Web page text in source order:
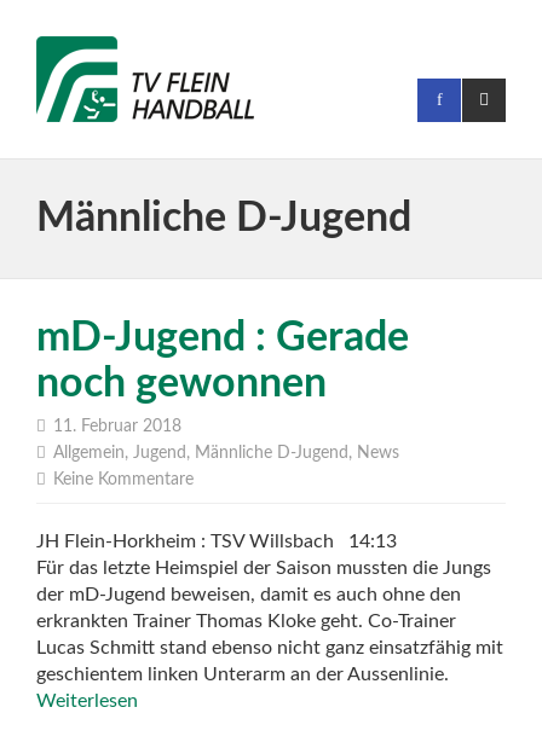
Männliche D-Jugend
mD-Jugend : Gerade
noch gewonnen
11. Februar 2018
Allgemein, Jugend , Männliche D-Jugend , News
Keine Kommentare
JH Flein-Horkheim : TSV Willsbach 14:13
Für das letzte Heimspiel der Saison mussten die Jungs
der mD-Jugend beweisen, damit es auch ohne den
erkrankten Trainer Thomas Kloke geht. Co-Trainer
Lucas Schmitt stand ebenso nicht ganz einsatzfähig mit
geschientem linken Unterarm an der Aussenlinie.
Weiterlesen